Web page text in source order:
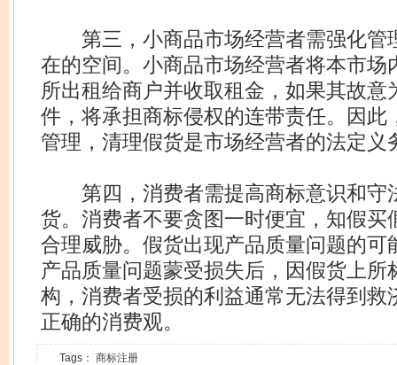
第三，小商品市场经营者需强化管
在的空间。小商品市场经营者将本市场
所出租给商户并收取租金，如果其故意
件，将承担商标侵权的连带责任。因此
管理，清理假货是市场经营者的法定义
第四，消费者需提高商标意识和守
货。消费者不要贪图一时便宜，知假买
合理威胁。假货出现产品质量问题的可
产品质量问题蒙受损失后，因假货上所
构，消费者受损的利益通常无法得到救
正确的消费观。
Tags： 商标注册